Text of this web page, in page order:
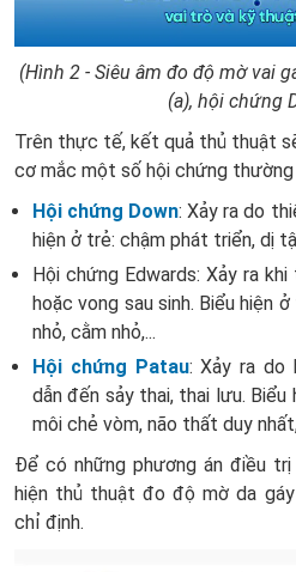
(Hình 2 - Siêu âm đo độ mờ vai
(a), hội chứng
Trên thực tế, kết quả thủ thuật
cơ mắc một số hội chứng
Hội chứng Down: Xảy ra do
hiện ở trẻ: chậm phát triển, dị
Hội chứng Edwards: Xảy ra
hoặc vong sau sinh. Biểu hiện
nhỏ, cằm nhỏ,...
Hội chứng Patau: Xảy ra do
dẫn đến sảy thai, thai lưu.
môi chẻ vòm, não thất duy
Để có những phương án điều
hiện thủ thuật đo độ mờ da
chỉ định.